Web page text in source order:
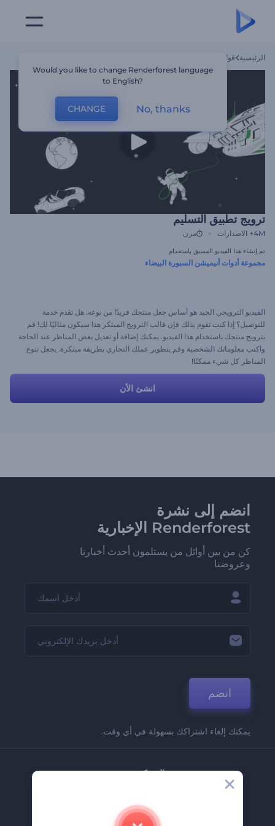
الرئيسية قوالب
ترويج تطبيق التسليم
4M+ الاصدارات مرن
تم إنشاء هذا الفيديو المسبق باستخدام
مجموعة أدوات أنيميشن السبورة البيضاء
الفيديو الترويجي الجيد هو أساس جعل منتجك فريدًا من نوعه. هل تقدم خدمة
للتوصيل؟ إذا كنت تقوم بذلك فإن قالب الترويج المبتكر هذا سيكون مثاليًا لك! قم
بترويج منتجك باستخدام هذا الفيديو. يمكنك إضافة أو تعديل بعض المناظر عند الحاجة
واكتب معلوماتك الشخصية وقم بتطوير عملك التجاري بطريقة مبتكرة. يجعل تنوع
المناظر كل شيء ممكنًا!
انشئ الأن
انضم إلى نشرة
Renderforest الإخبارية
كن من بين أوائل من يستلمون أحدث أخبارنا
وعروضنا
انضم
يمكنك إلغاء اشتراكك بسهولة في أي وقت.
الشركة
اتصل بنا
Would you like to change Renderforest language
to English?
CHANGE No, thanks